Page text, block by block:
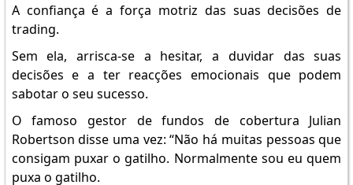
A confiança é a força motriz das suas decisões de
trading.
Sem ela, arrisca-se a hesitar, a duvidar das suas
decisões e a ter reacções emocionais que podem
sabotar o seu sucesso.
O famoso gestor de fundos de cobertura Julian
Robertson disse uma vez: “Não há muitas pessoas que
consigam puxar o gatilho. Normalmente sou eu quem
puxa o gatilho.